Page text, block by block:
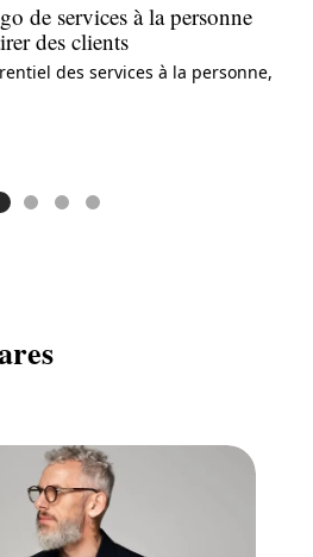
de services à la personne
des clients
des services à la personne,